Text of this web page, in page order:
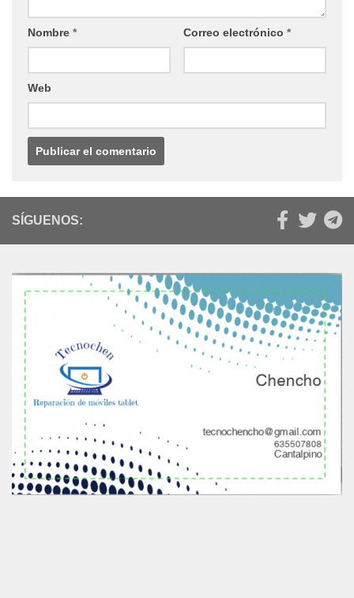
Nombre * Correo electrónico *
Web
SÍGUENOS: